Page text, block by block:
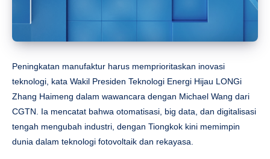
Peningkatan manufaktur harus memprioritaskan inovasi
teknologi, kata Wakil Presiden Teknologi Energi Hijau LONGi
Zhang Haimeng dalam wawancara dengan Michael Wang dari
CGTN. Ia mencatat bahwa otomatisasi, big data, dan digitalisasi
tengah mengubah industri, dengan Tiongkok kini memimpin
dunia dalam teknologi fotovoltaik dan rekayasa.